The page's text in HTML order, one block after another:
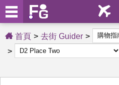
首頁 去街 Guider